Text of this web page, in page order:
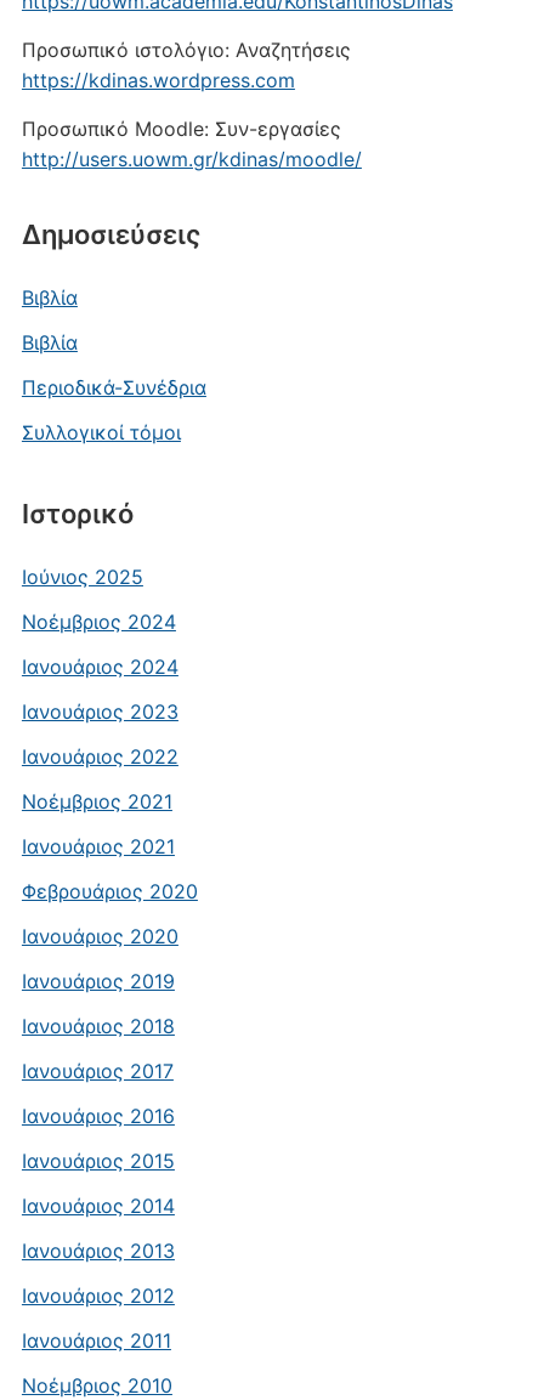
Προσωπικό ιστολόγιο: Αναζητήσεις
https://kdinas.wordpress.com
Προσωπικό Moodle: Συν-εργασίες
http://users.uowm.gr/kdinas/moodle/
Δημοσιεύσεις
Βιβλία
Βιβλία
Περιοδικά-Συνέδρια
Συλλογικοί τόμοι
Ιστορικό
Ιούνιος 2025
Νοέμβριος 2024
Ιανουάριος 2024
Ιανουάριος 2023
Ιανουάριος 2022
Νοέμβριος 2021
Ιανουάριος 2021
Φεβρουάριος 2020
Ιανουάριος 2020
Ιανουάριος 2019
Ιανουάριος 2018
Ιανουάριος 2017
Ιανουάριος 2016
Ιανουάριος 2015
Ιανουάριος 2014
Ιανουάριος 2013
Ιανουάριος 2012
Ιανουάριος 2011
Νοέμβριος 2010